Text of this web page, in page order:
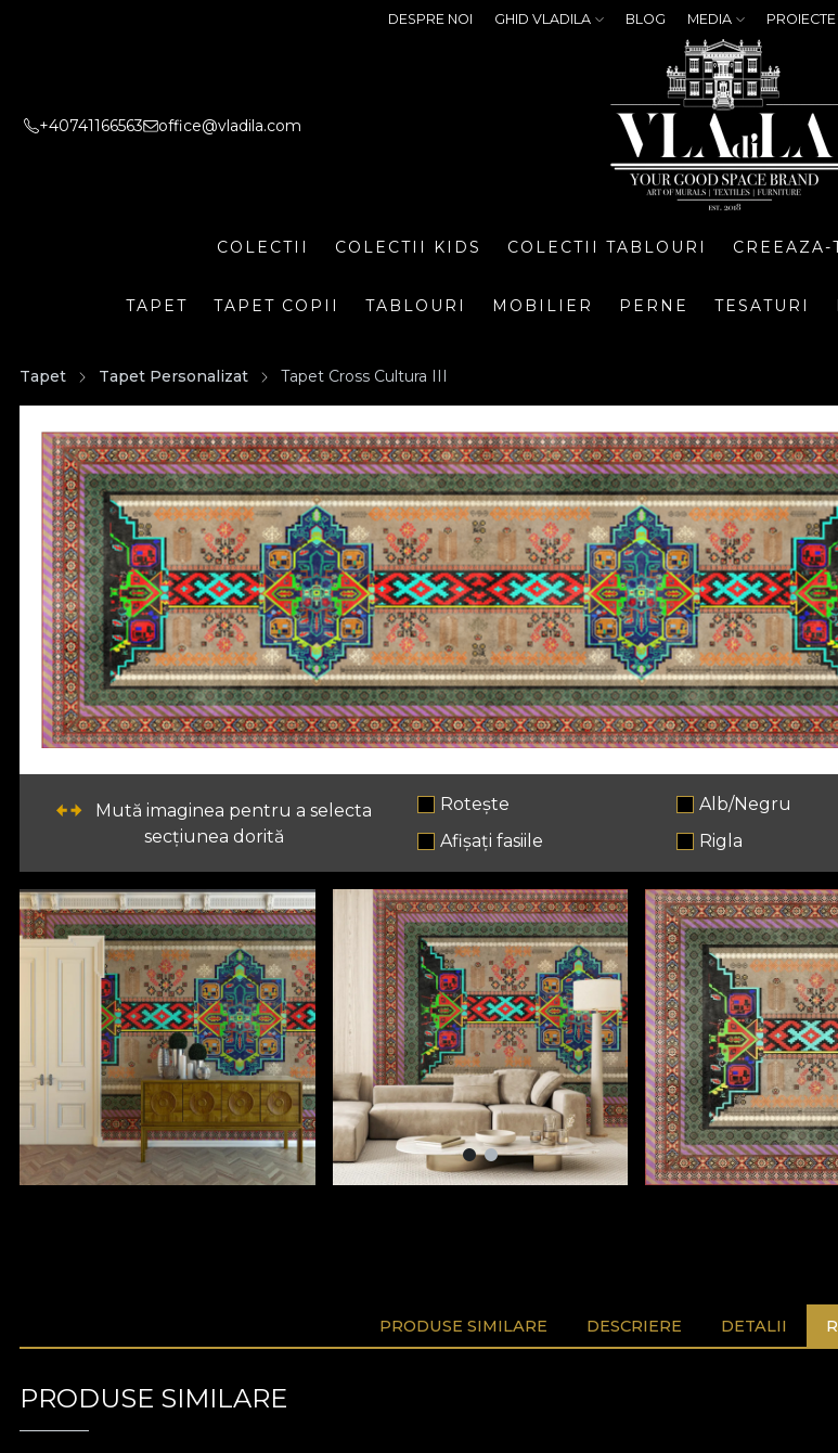
DESPRE NOI GHID VLADILA BLOG MEDIA PROIECTE
+40741166563 office@vladila.com
COLECTII COLECTII KIDS COLECTII TABLOURI CREEAZA-
TAPET TAPET COPII TABLOURI MOBILIER PERNE TESATURI
Tapet Tapet Personalizat Tapet Cross Cultura III
Mută imaginea pentru a selecta
secțiunea dorită
Rotește
Alb/Negru
Afișați fasiile
Rigla
PRODUSE SIMILARE DESCRIERE DETALII
PRODUSE SIMILARE